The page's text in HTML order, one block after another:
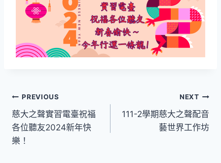
文
章
導
PREVIOUS
慈大之聲實習電臺祝福
各位聽友2024新年快
樂！
NEXT
111-2學期慈大之聲配音
藝世界工作坊